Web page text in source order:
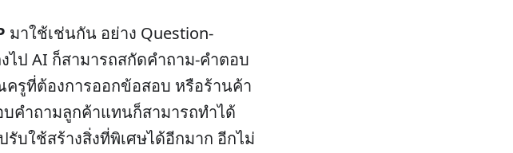
มาใช้เช่นกัน อย่าง Question-
ไป AI ก็สามารถสกัดคำถาม-คำตอบ
รูที่ต้องการออกข้อสอบ หรือร้านค้า
บคำถามลูกค้าแทนก็สามารถทำได้
รับใช้สร้างสิ่งที่พิเศษได้อีกมาก อีกไม่